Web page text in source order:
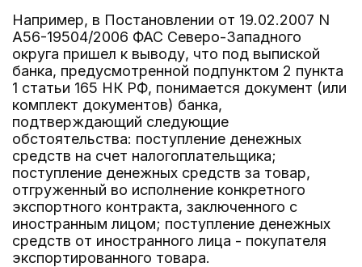
Например, в Постановлении от 19.02.2007 N
А56-19504/2006 ФАС Северо-Западного
округа пришел к выводу, что под выпиской
банка, предусмотренной подпунктом 2 пункта
1 статьи 165 НК РФ, понимается документ (или
комплект документов) банка,
подтверждающий следующие
обстоятельства: поступление денежных
средств на счет налогоплательщика;
поступление денежных средств за товар,
отгруженный во исполнение конкретного
экспортного контракта, заключенного с
иностранным лицом; поступление денежных
средств от иностранного лица - покупателя
экспортированного товара.